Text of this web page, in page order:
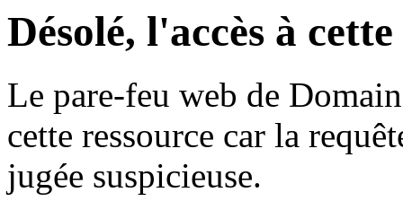
Désolé, l'accès à
Le pare-feu web de
cette ressource car la
jugée suspicieuse.